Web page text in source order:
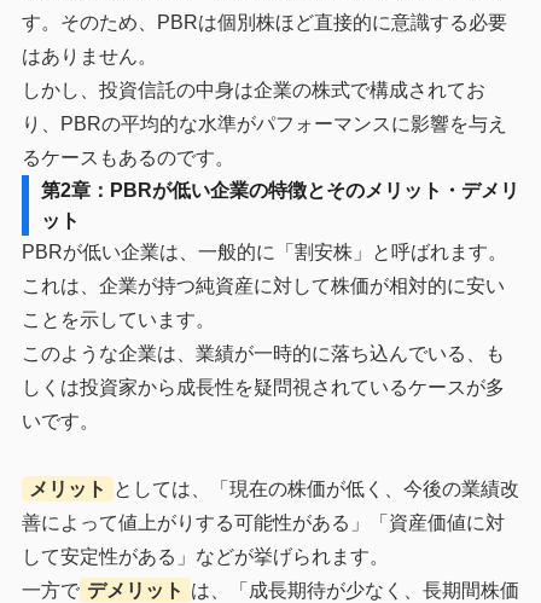
す。そのため、PBRは個別株ほど直接的に意識する必要
はありません。
しかし、投資信託の中身は企業の株式で構成されてお
り、PBRの平均的な水準がパフォーマンスに影響を与え
るケースもあるのです。
第2章：PBRが低い企業の特徴とそのメリット・デメリ
ット
PBRが低い企業は、一般的に「割安株」と呼ばれます。
これは、企業が持つ純資産に対して株価が相対的に安い
ことを示しています。
このような企業は、業績が一時的に落ち込んでいる、も
しくは投資家から成長性を疑問視されているケースが多
いです。
メリット
としては、「現在の株価が低く、今後の業績改
善によって値上がりする可能性がある」「資産価値に対
して安定性がある」などが挙げられます。
一方で デメリット は、「成長期待が少なく、長期間株価